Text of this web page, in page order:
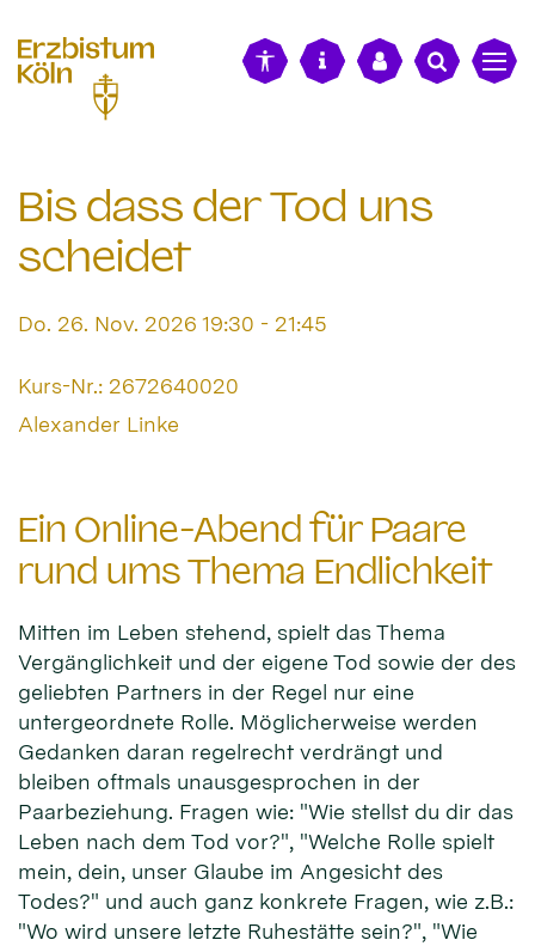
Bis dass der Tod uns
scheidet
Datum:
Do. 26. Nov. 2026 19:30 - 21:45
Art bzw. Nummer:
Kurs-Nr.: 2672640020
Von:
Alexander Linke
Ein Online-Abend für Paare
rund ums Thema Endlichkeit
Mitten im Leben stehend, spielt das Thema
Vergänglichkeit und der eigene Tod sowie der des
geliebten Partners in der Regel nur eine
untergeordnete Rolle. Möglicherweise werden
Gedanken daran regelrecht verdrängt und
bleiben oftmals unausgesprochen in der
Paarbeziehung. Fragen wie: "Wie stellst du dir das
Leben nach dem Tod vor?", "Welche Rolle spielt
mein, dein, unser Glaube im Angesicht des
Todes?" und auch ganz konkrete Fragen, wie z.B.:
"Wo wird unsere letzte Ruhestätte sein?", "Wie